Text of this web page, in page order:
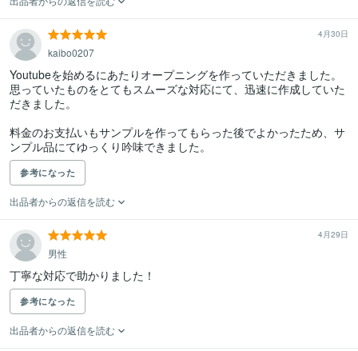
4月30日
kaibo0207
Youtubeを始めるにあたりオープニングを作っていただきました。
思っていたものをとてもスムーズな対応にて、迅速に作成していた
だきました。
料金のお支払いもサンプルを作ってもらった後でよかったため、サ
ンプル品にてゆっくり吟味できました。
参考になった
出品者からの返信を読む
4月29日
男性
丁寧な対応で助かりました！
参考になった
出品者からの返信を読む